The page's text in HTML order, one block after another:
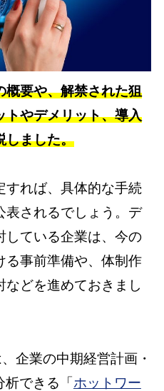
概要や、解禁された狙
トやデメリット、導入
しました。
すれば、具体的な手続
表されるでしょう。デ
している企業は、今の
る事前準備や、体制作
などを進めておきまし
企業の中期経営計画・
析できる「ホットワー